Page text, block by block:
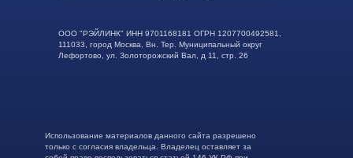
Использование материалов данного сайта разрешено
только с согласия владельца. Владелец оставляет за
ООО "РЭЙЛИНК" ИНН 9701168181 ОГРН 1207700492581,
111033, город Москва, Вн. Тер. Муниципальный округ
Лефортово, ул. Золоторожский Вал, д 11, стр. 26